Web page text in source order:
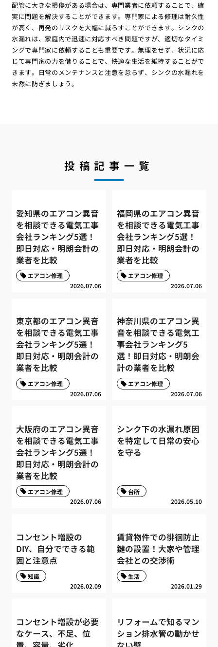
配管に大きな損傷がある場合は、専門業者に依頼することで、確
実に問題を解決することができます。専門家による修理は耐久性
が高く、再発のリスクを大幅に減らすことができます。シンクの
水漏れは、家庭内で迅速に対応すべき問題ですが、適切なタイミ
ングで専門家に依頼することも重要です。無理をせず、状況に応
じて専門家の力を借りることで、快適な生活を維持することがで
きます。日常のメンテナンスと注意を怠らず、シンクの水漏れを
未然に防ぎましょう。
投稿記事一覧
愛知県のエアコン異音
を相談できる電気工事
会社ランキング5選！
即日対応・明朗会計の
業者を比較
2026.07.06
エアコン修理
福岡県のエアコン異音
を相談できる電気工事
会社ランキング5選！
即日対応・明朗会計の
業者を比較
2026.07.06
エアコン修理
東京都のエアコン異音
を相談できる電気工事
会社ランキング5選！
即日対応・明朗会計の
業者を比較
2026.07.06
エアコン修理
神奈川県のエアコン異
音を相談できる電気工
事会社ランキング5
選！即日対応・明朗会
計の業者を比較
2026.07.06
エアコン修理
大阪府のエアコン異音
を相談できる電気工事
会社ランキング5選！
即日対応・明朗会計の
業者を比較
2026.07.06
エアコン修理
シンク下の水漏れ原因
を特定して日常の安心
を守る
2026.05.10
台所
コンセント増設の
DIY、自分でできる範
囲と注意点
2026.02.09
知識
賃貸物件での徘徊防止
鍵の設置！大家や管理
会社との交渉術
2026.01.29
生活
コンセント増設が必要
なケース、不足、位
リフォームで知るマン
ション排水管の動かせ